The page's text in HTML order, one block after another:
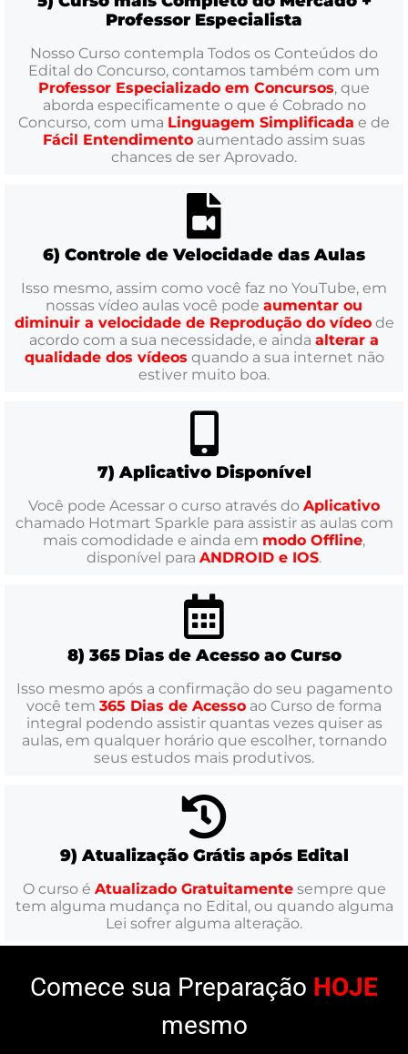
Professor Especialista
Nosso Curso contempla Todos os Conteúdos do
Edital do Concurso, contamos também com um
Professor Especializado em Concursos, que
aborda especificamente o que é Cobrado no
Concurso, com uma Linguagem Simplificada e de
Fácil Entendimento aumentado assim suas
chances de ser Aprovado.
6) Controle de Velocidade das Aulas
Isso mesmo, assim como você faz no YouTube, em
nossas vídeo aulas você pode aumentar ou
diminuir a velocidade de Reprodução do vídeode
acordo com a sua necessidade, e ainda alterar a
qualidade dos vídeos quando a sua internet não
estiver muito boa.
7) Aplicativo Disponível
Você pode Acessar o curso através do Aplicativo
chamado Hotmart Sparkle para assistir as aulas com
mais comodidade e ainda em modo Offline,
disponível para ANDROID e IOS.
8) 365 Dias de Acesso ao Curso
Isso mesmo após a confirmação do seu pagamento
você tem 365 Dias de Acesso ao Curso de forma
integral podendo assistir quantas vezes quiser as
aulas, em qualquer horário que escolher, tornando
seus estudos mais produtivos.
9) Atualização Grátis após Edital
O curso é Atualizado Gratuitamentesempre que
tem alguma mudança no Edital, ou quando alguma
Lei sofrer alguma alteração.
Comece sua Preparação HOJE
mesmo